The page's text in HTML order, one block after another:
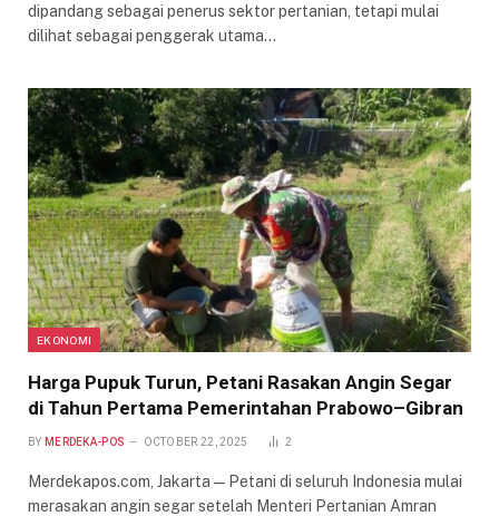
dipandang sebagai penerus sektor pertanian, tetapi mulai
dilihat sebagai penggerak utama…
EKONOMI
Harga Pupuk Turun, Petani Rasakan Angin Segar
di Tahun Pertama Pemerintahan Prabowo–Gibran
BY MERDEKA-POS OCTOBER 22, 2025 2
Merdekapos.com, Jakarta — Petani di seluruh Indonesia mulai
merasakan angin segar setelah Menteri Pertanian Amran